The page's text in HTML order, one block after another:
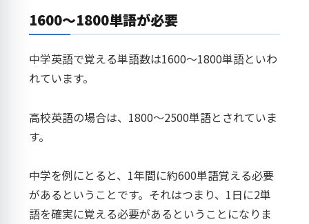
1600～1800単語が必要
中学英語で覚える単語数は1600～1800単語といわ
れています。
高校英語の場合は、1800～2500単語とされていま
す。
中学を例にとると、1年間に約600単語覚える必要
があるということです。それはつまり、1日に2単
語を確実に覚える必要があるということになりま